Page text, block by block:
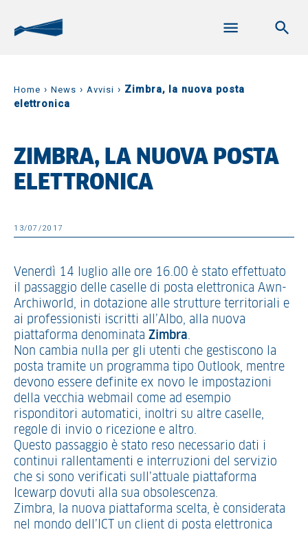
Home › News › Avvisi › Zimbra, la nuova posta
elettronica
ZIMBRA, LA NUOVA POSTA
ELETTRONICA
13/07/2017
Venerdì 14 luglio alle ore 16.00 è stato effettuato
il passaggio delle caselle di posta elettronica Awn-
Archiworld, in dotazione alle strutture territoriali e
ai professionisti iscritti all’Albo, alla nuova
piattaforma denominata Zimbra.
Non cambia nulla per gli utenti che gestiscono la
posta tramite un programma tipo Outlook, mentre
devono essere definite ex novo le impostazioni
della vecchia webmail come ad esempio
risponditori automatici, inoltri su altre caselle,
regole di invio o ricezione e altro.
Questo passaggio è stato reso necessario dati i
continui rallentamenti e interruzioni del servizio
che si sono verificati sull’attuale piattaforma
Icewarp dovuti alla sua obsolescenza.
Zimbra, la nuova piattaforma scelta, è considerata
nel mondo dell’ICT un client di posta elettronica